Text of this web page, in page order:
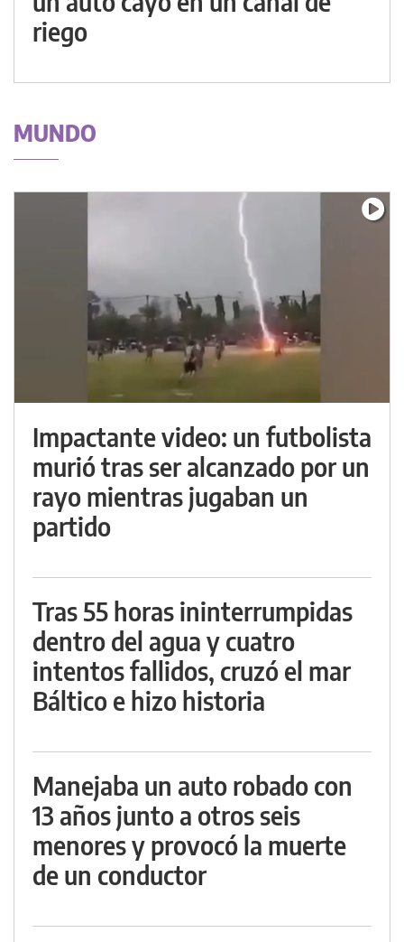
riego
MUNDO
Impactante video: un futbolista
murió tras ser alcanzado por un
rayo mientras jugaban un
partido
Tras 55 horas ininterrumpidas
dentro del agua y cuatro
intentos fallidos, cruzó el mar
Báltico e hizo historia
Manejaba un auto robado con
13 años junto a otros seis
menores y provocó la muerte
de un conductor